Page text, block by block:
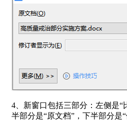
4、新窗口包括三部分：左侧是“
半部分是“原文档”，下半部分是